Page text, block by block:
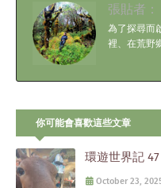
張貼者：
為了探尋而
裡、在荒野
你可能會喜歡這些文章
環遊世界記
October 23,